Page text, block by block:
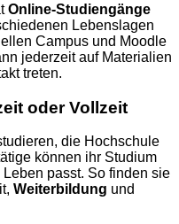
Online-Studiengänge
Lebenslagen
Campus und Moodle
jederzeit auf Materialien
treten.
oder Vollzeit
die Hochschule
können ihr Studium
passt. So finden sie
Weiterbildung und